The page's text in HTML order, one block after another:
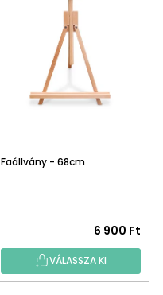
Faállvány - 68cm
6 900 Ft
VÁLASSZA KI